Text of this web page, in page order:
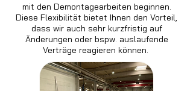
mit den Demontagearbeiten beginnen.
Diese Flexibilität bietet Ihnen den Vorteil,
dass wir auch sehr kurzfristig auf
Änderungen oder bspw. auslaufende
Verträge reagieren können.